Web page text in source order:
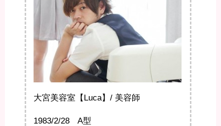
大宮美容室【Luca】/ 美容師
1983/2/28 A型